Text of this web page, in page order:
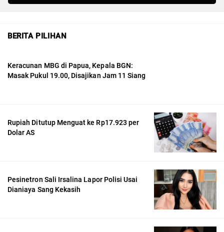
BERITA PILIHAN
Keracunan MBG di Papua, Kepala BGN:
Masak Pukul 19.00, Disajikan Jam 11 Siang
Rupiah Ditutup Menguat ke Rp17.923 per
Dolar AS
Pesinetron Sali Irsalina Lapor Polisi Usai
Dianiaya Sang Kekasih